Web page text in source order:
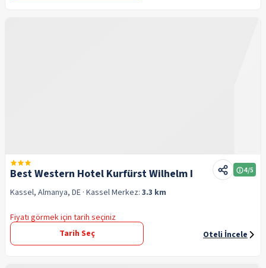
Best Western Hotel Kurfürst Wilhelm I 4/5
Kassel, Almanya, DE · KasselMerkez: 3.3 km
Fiyatı görmek için tarih seçiniz
Tarih Seç
Oteli İncele